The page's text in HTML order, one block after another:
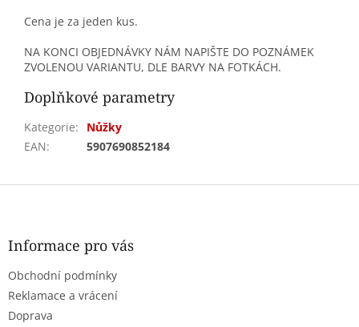
Cena je za jeden kus.
NA KONCI OBJEDNÁVKY NÁM NAPIŠTE DO POZNÁMEK
ZVOLENOU VARIANTU, DLE BARVY NA FOTKÁCH.
Doplňkové parametry
Kategorie:
Nůžky
EAN: 5907690852184
Z
Informace pro vás
Obchodní podmínky
Reklamace a vrácení
Doprava